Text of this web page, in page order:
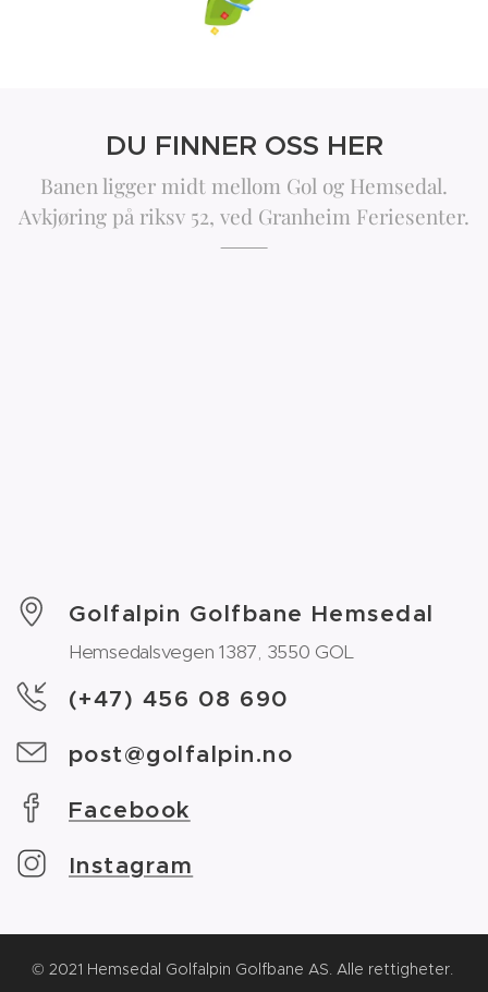
DU FINNER OSS HER
Banen ligger midt mellom Gol og Hemsedal.
Avkjøring på riksv 52, ved Granheim Feriesenter.
Golfalpin Golfbane Hemsedal
Hemsedalsvegen 1387, 3550 GOL
(+47) 456 08 690
post@golfalpin.no
Facebook
Instagram
© 2021 Hemsedal Golfalpin Golfbane AS. Alle rettigheter.